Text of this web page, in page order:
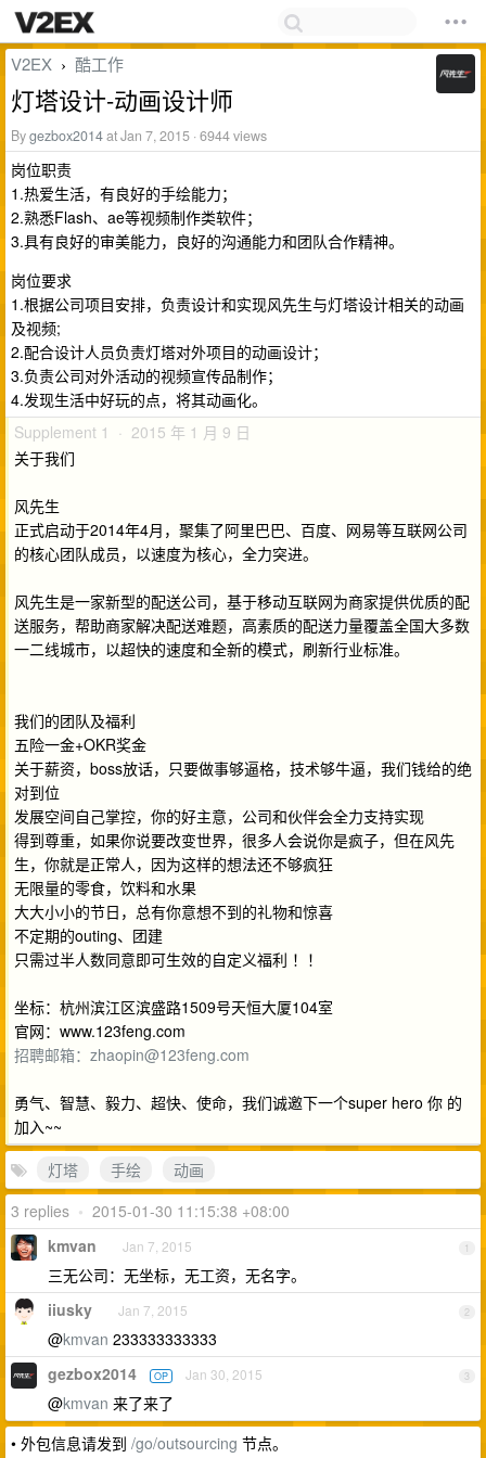
V2EX › 酷工作
灯塔设计-动画设计师
Bygezbox2014at Jan 7, 2015 · 6944 views
岗位职责
1.热爱生活，有良好的手绘能力；
2.熟悉Flash、ae等视频制作类软件；
3.具有良好的审美能力，良好的沟通能力和团队合作精神。
岗位要求
1.根据公司项目安排，负责设计和实现风先生与灯塔设计相关的动画
及视频;
2.配合设计人员负责灯塔对外项目的动画设计；
3.负责公司对外活动的视频宣传品制作；
4.发现生活中好玩的点，将其动画化。
Supplement 1 · 2015 年 1 月 9 日
关于我们
风先生
正式启动于2014年4月，聚集了阿里巴巴、百度、网易等互联网公司
的核心团队成员，以速度为核心，全力突进。
风先生是一家新型的配送公司，基于移动互联网为商家提供优质的配
送服务，帮助商家解决配送难题，高素质的配送力量覆盖全国大多数
一二线城市，以超快的速度和全新的模式，刷新行业标准。
我们的团队及福利
五险一金+OKR奖金
关于薪资，boss放话，只要做事够逼格，技术够牛逼，我们钱给的绝
对到位
发展空间自己掌控，你的好主意，公司和伙伴会全力支持实现
得到尊重，如果你说要改变世界，很多人会说你是疯子，但在风先
生，你就是正常人，因为这样的想法还不够疯狂
无限量的零食，饮料和水果
大大小小的节日，总有你意想不到的礼物和惊喜
不定期的outing、团建
只需过半人数同意即可生效的自定义福利 ！！
坐标：杭州滨江区滨盛路1509号天恒大厦104室
官网：www.123feng.com
招聘邮箱： zhaopin@123feng.com
勇气、智慧、毅力、超快、使命，我们诚邀下一个super hero 你 的
加入~~
灯塔
手绘
动画
3 replies • 2015-01-30 11:15:38 +08:00
1
kmvan Jan 7, 2015
三无公司：无坐标，无工资，无名字。
2
iiusky Jan 7, 2015
@kmvan 233333333333
3
gezbox2014 OP Jan 30, 2015
@kmvan 来了来了
• 外包信息请发到 /go/outsourcing 节点。